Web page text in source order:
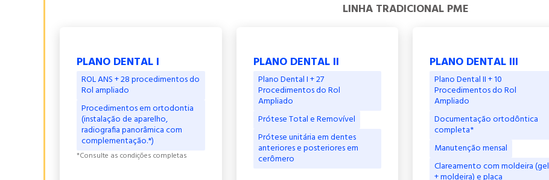
LINHA TRADICIONAL PME
PLANO DENTAL I
ROL ANS + 28 procedimentos do
Rol ampliado
Procedimentos em ortodontia
(instalação de aparelho,
radiografia panorâmica com
complementação.*)
*Consulte as condições completas
PLANO DENTAL II
Plano Dental I + 27
Procedimentos do Rol
Ampliado
Prótese Total e Removível
Prótese unitária em dentes
anteriores e posteriores em
cerômero
PLANO DENTAL III
Plano Dental II + 10
Procedimentos do Rol
Ampliado
Documentação ortodôntica
completa*
Manutenção mensal
Clareamento com moldeira (gel